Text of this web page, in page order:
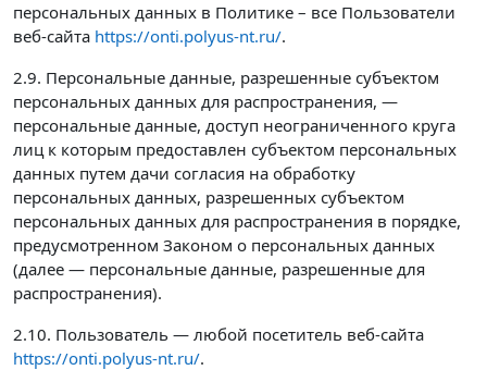
персональных данных в Политике – все Пользователи
веб-сайта https://onti.polyus-nt.ru/.
2.9. Персональные данные, разрешенные субъектом
персональных данных для распространения, —
персональные данные, доступ неограниченного круга
лиц к которым предоставлен субъектом персональных
данных путем дачи согласия на обработку
персональных данных, разрешенных субъектом
персональных данных для распространения в порядке,
предусмотренном Законом о персональных данных
(далее — персональные данные, разрешенные для
распространения).
2.10. Пользователь — любой посетитель веб-сайта
https://onti.polyus-nt.ru/.